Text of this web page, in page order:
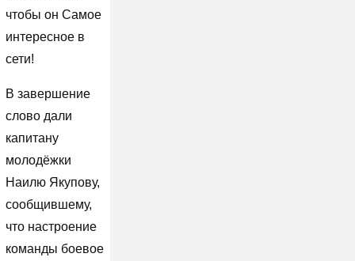
чтобы он Самое
интересное в
сети!
В завершение
слово дали
капитану
молодёжки
Наилю Якупову,
сообщившему,
что настроение
команды боевое